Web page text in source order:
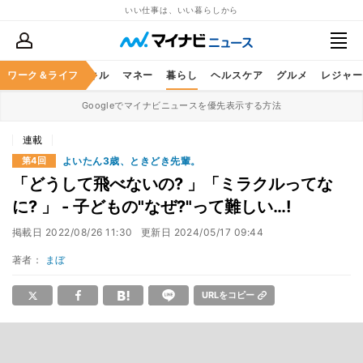
いい仕事は、いい暮らしから
ワーク＆ライフ
ア ビジネススキル マネー 暮らし ヘルスケア グルメ レジャー
Googleでマイナビニュースを優先表示する方法
連載
第4回 よいたん3歳、ときどき先輩。
「どうして飛べないの? 」「ミラクルってな
に? 」 - 子どもの"なぜ?"って難しい…!
掲載日 2022/08/26 11:30 更新日 2024/05/17 09:44
著者： まぼ
URLをコピー